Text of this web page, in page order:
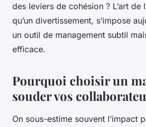
des leviers de cohésion ? L’art de
qu’un divertissement, s’impose
un outil de management subtil
efficace.
Pourquoi choisir un
souder vos
On sous-estime souvent l’impact